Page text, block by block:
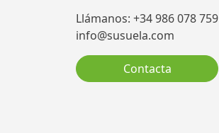
Llámanos: +34 986 078 759
info@susuela.com
Contacta